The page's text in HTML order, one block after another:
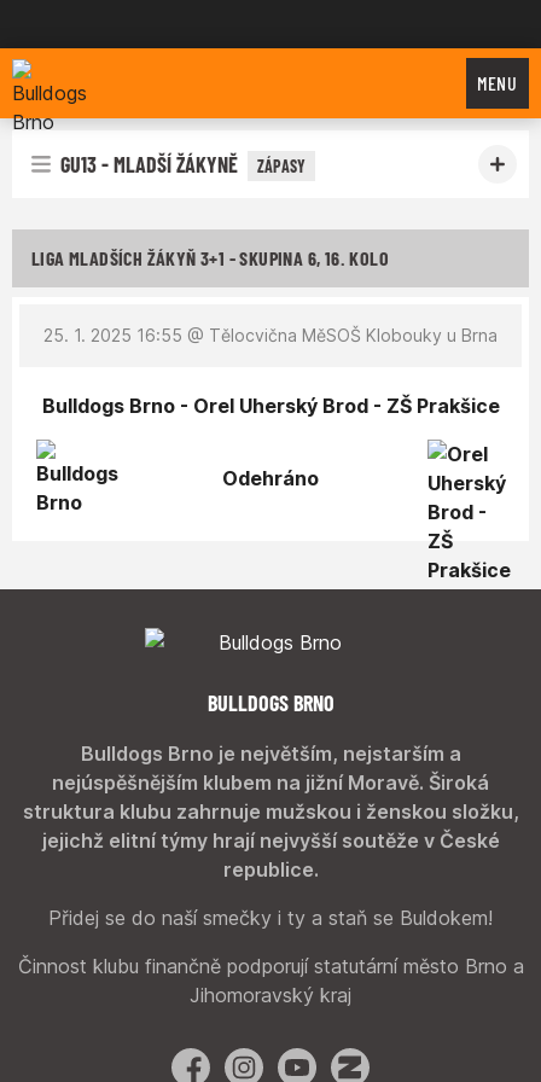
Bulldogs Brno
MENU
GU13 - MLADŠÍ ŽÁKYNĚ ZÁPASY
LIGA MLADŠÍCH ŽÁKYŇ 3+1 - SKUPINA 6, 16. KOLO
25. 1. 2025 16:55 @ Tělocvična MěSOŠ Klobouky u Brna
Bulldogs Brno - Orel Uherský Brod - ZŠ Prakšice
Odehráno
BULLDOGS BRNO
Bulldogs Brno je největším, nejstarším a
nejúspěšnějším klubem na jižní Moravě. Široká
struktura klubu zahrnuje mužskou i ženskou složku,
jejichž elitní týmy hrají nejvyšší soutěže v České
republice.
Přidej se do naší smečky i ty a staň se Buldokem!
Činnost klubu finančně podporují statutární město Brno a
Jihomoravský kraj